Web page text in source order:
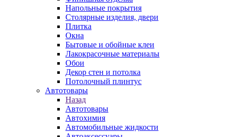
Напольные покрытия
Столярные изделия, двери
Плитка
Окна
Бытовые и обойные клеи
Лакокрасочные материалы
Обои
Декор стен и потолка
Потолочный плинтус
Автотовары
Назад
Автотовары
Автохимия
Автомобильные жидкости